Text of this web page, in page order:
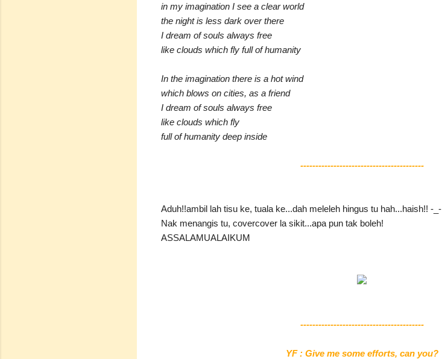
in my imagination I see a clear world
the night is less dark over there
I dream of souls always free
like clouds which fly full of humanity
In the imagination there is a hot wind
which blows on cities, as a friend
I dream of souls always free
like clouds which fly
full of humanity deep inside
-----------------------------------------
Aduh!!ambil lah tisu ke, tuala ke...dah meleleh hingus tu hah...haish!! -_-
Nak menangis tu, covercover la sikit...apa pun tak boleh!
ASSALAMUALAIKUM
-----------------------------------------
YF : Give me some efforts, can you?